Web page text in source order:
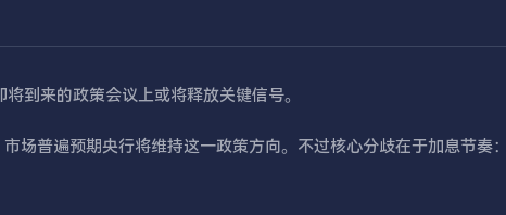
到来的政策会议上或将释放关键信号。
场普遍预期央行将维持这一政策方向。不过核心分歧在于加息节奏：